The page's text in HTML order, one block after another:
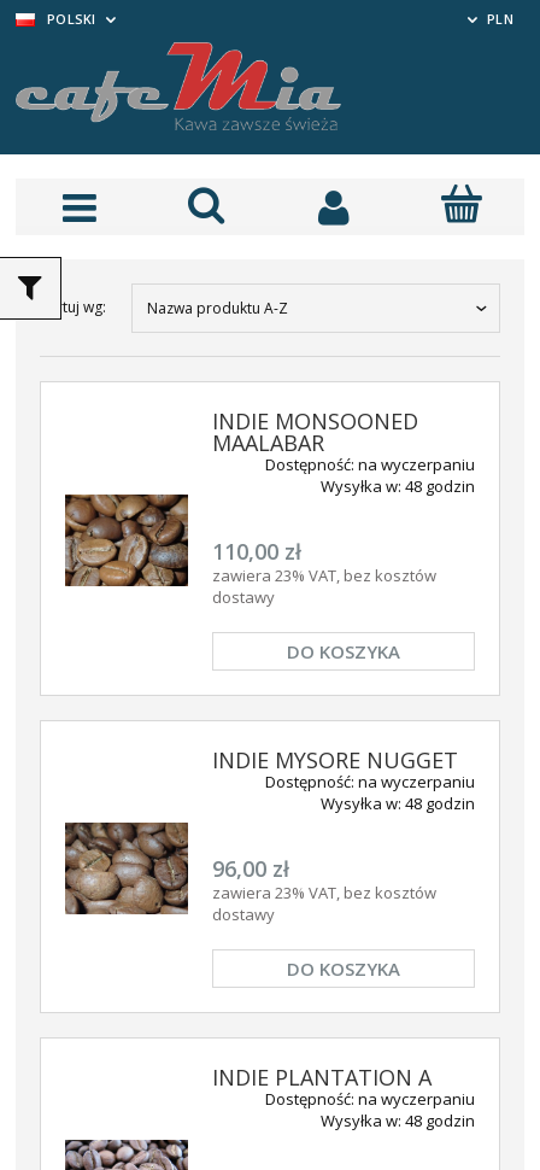
POLSKI PLN
Sortuj wg: Nazwa produktu A-Z
INDIE MONSOONED
MAALABAR
Dostępność: na wyczerpaniu
Wysyłka w: 48 godzin
110,00 zł
zawiera 23% VAT, bez kosztów
dostawy
DO KOSZYKA
INDIE MYSORE NUGGET
Dostępność: na wyczerpaniu
Wysyłka w: 48 godzin
96,00 zł
zawiera 23% VAT, bez kosztów
dostawy
DO KOSZYKA
INDIE PLANTATION A
Dostępność: na wyczerpaniu
Wysyłka w: 48 godzin